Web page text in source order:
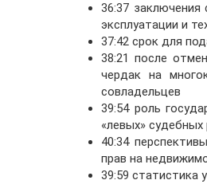
36:37 заключения
эксплуатации и
37:42 срок для
38:21 после
чердак на
совладельцев
39:54 роль
«левых» судебных
40:34
прав на
39:59 статистика